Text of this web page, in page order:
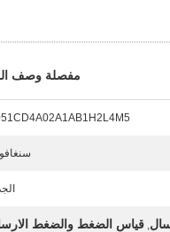
مفصلة وصف
, قياس الضغط والضغط